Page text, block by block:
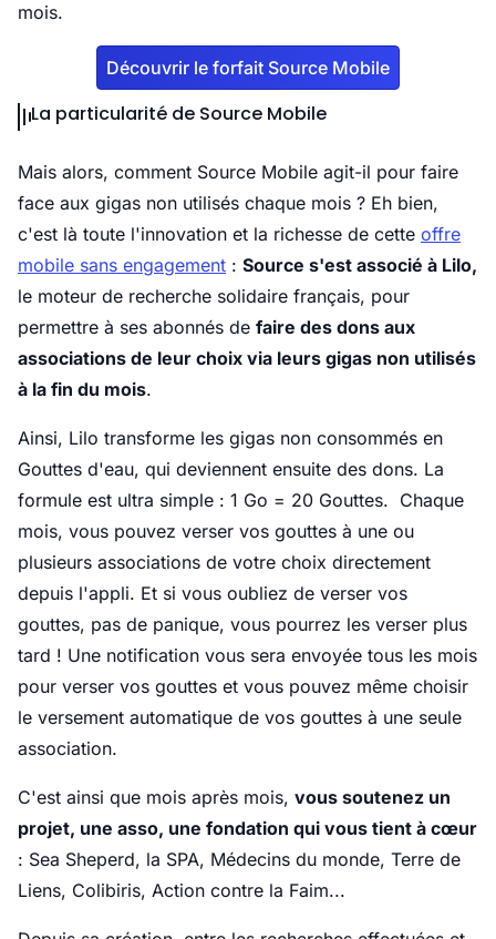
mois.
Découvrir le forfait Source Mobile
La particularité de Source Mobile
Mais alors, comment Source Mobile agit-il pour faire
face aux gigas non utilisés chaque mois ? Eh bien,
c'est là toute l'innovation et la richesse de cette offre
mobile sans engagement : Source s'est associé à Lilo,
le moteur de recherche solidaire français, pour
permettre à ses abonnés de faire des dons aux
associations de leur choix via leurs gigas non utilisés
à la fin du mois.
Ainsi, Lilo transforme les gigas non consommés en
Gouttes d'eau, qui deviennent ensuite des dons. La
formule est ultra simple : 1 Go = 20 Gouttes. Chaque
mois, vous pouvez verser vos gouttes à une ou
plusieurs associations de votre choix directement
depuis l'appli. Et si vous oubliez de verser vos
gouttes, pas de panique, vous pourrez les verser plus
tard ! Une notification vous sera envoyée tous les mois
pour verser vos gouttes et vous pouvez même choisir
le versement automatique de vos gouttes à une seule
association.
C'est ainsi que mois après mois, vous soutenez un
projet, une asso, une fondation qui vous tient à cœur
: Sea Sheperd, la SPA, Médecins du monde, Terre de
Liens, Colibiris, Action contre la Faim...